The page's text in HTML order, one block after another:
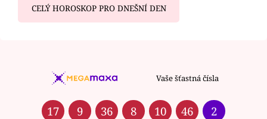
CELÝ HOROSKOP PRO DNEŠNÍ DEN
Vaše šťastná čísla
17 9 36 8 10 46 2